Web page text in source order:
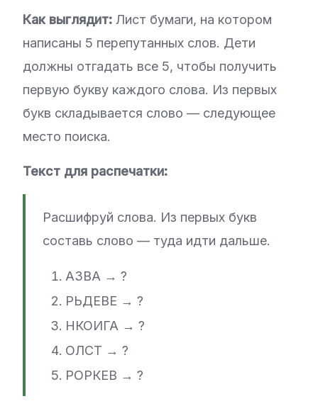
Как выглядит: Лист бумаги, на котором
написаны 5 перепутанных слов. Дети
должны отгадать все 5, чтобы получить
первую букву каждого слова. Из первых
букв складывается слово — следующее
место поиска.
Текст для распечатки:
Расшифруй слова. Из первых букв
составь слово — туда идти дальше.
АЗВА → ?
РЬДЕВЕ → ?
НКОИГА → ?
ОЛСТ → ?
РОРКЕВ → ?